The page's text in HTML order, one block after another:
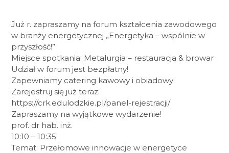
Już r. zapraszamy na forum kształcenia zawodowego
w branży energetycznej „Energetyka – wspólnie w
przyszłość!”
Miejsce spotkania: Metalurgia – restauracja & browar
Udział w forum jest bezpłatny!
Zapewniamy catering kawowy i obiadowy
Zarejestruj się już teraz:
https://crk.edulodzkie.pl/panel-rejestracji/
Zapraszamy na wyjątkowe wydarzenie!
prof. dr hab. inż.
10:10 – 10:35
Temat: Przełomowe innowacje w energetyce